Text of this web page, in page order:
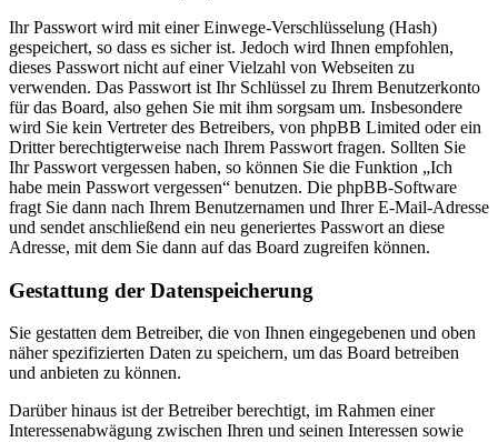
Ihr Passwort wird mit einer Einwege-Verschlüsselung (Hash)
gespeichert, so dass es sicher ist. Jedoch wird Ihnen empfohlen,
dieses Passwort nicht auf einer Vielzahl von Webseiten zu
verwenden. Das Passwort ist Ihr Schlüssel zu Ihrem Benutzerkonto
für das Board, also gehen Sie mit ihm sorgsam um. Insbesondere
wird Sie kein Vertreter des Betreibers, von phpBB Limited oder ein
Dritter berechtigterweise nach Ihrem Passwort fragen. Sollten Sie
Ihr Passwort vergessen haben, so können Sie die Funktion „Ich
habe mein Passwort vergessen“ benutzen. Die phpBB-Software
fragt Sie dann nach Ihrem Benutzernamen und Ihrer E-Mail-Adresse
und sendet anschließend ein neu generiertes Passwort an diese
Adresse, mit dem Sie dann auf das Board zugreifen können.
Gestattung der Datenspeicherung
Sie gestatten dem Betreiber, die von Ihnen eingegebenen und oben
näher spezifizierten Daten zu speichern, um das Board betreiben
und anbieten zu können.
Darüber hinaus ist der Betreiber berechtigt, im Rahmen einer
Interessenabwägung zwischen Ihren und seinen Interessen sowie